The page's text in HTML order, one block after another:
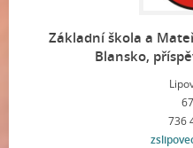
Základní škola a
Blansko,
736